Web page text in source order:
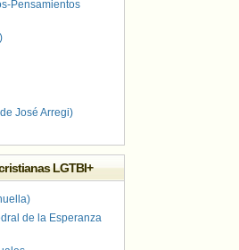
Pensamientos
José Arregi)
LGTBI+
de la Esperanza